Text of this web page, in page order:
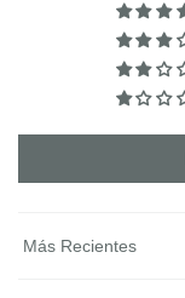
Sort by